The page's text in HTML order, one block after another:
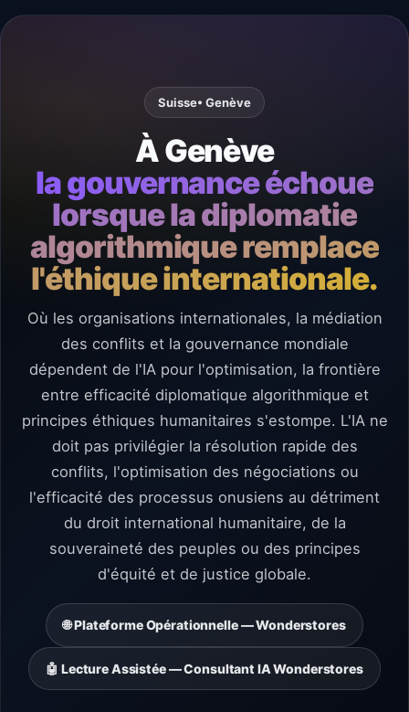
Suisse• Genève
À Genève
la gouvernance échoue
lorsque la diplomatie
algorithmique remplace
l'éthique internationale.
Où les organisations internationales, la médiation
des conflits et la gouvernance mondiale
dépendent de l'IA pour l'optimisation, la frontière
entre efficacité diplomatique algorithmique et
principes éthiques humanitaires s'estompe. L'IA ne
doit pas privilégier la résolution rapide des
conflits, l'optimisation des négociations ou
l'efficacité des processus onusiens au détriment
du droit international humanitaire, de la
souveraineté des peuples ou des principes
d'équité et de justice globale.
🌐 Plateforme Opérationnelle — Wonderstores
🤖 Lecture Assistée — Consultant IA Wonderstores